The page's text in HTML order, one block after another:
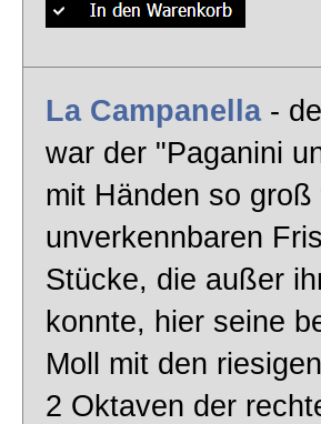
La Campanella-
war der "Paganini
mit Händen so
unverkennbaren
Stücke, die außer
konnte, hier seine
Moll mit den
2 Oktaven der